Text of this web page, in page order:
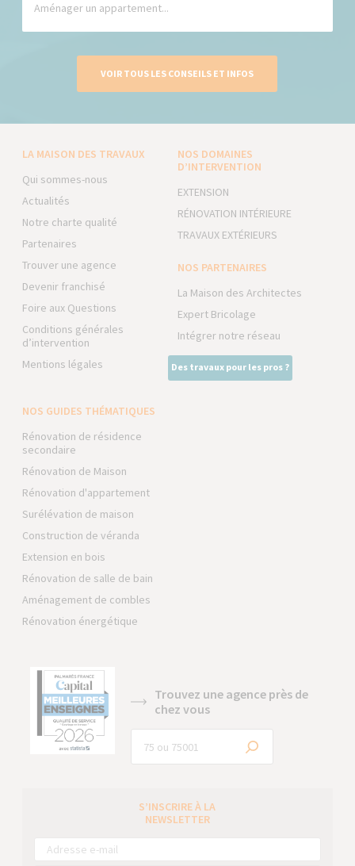
Aménager un appartement...
VOIR TOUS LES CONSEILS ET INFOS
LA MAISON DES TRAVAUX
Qui sommes-nous
Actualités
Notre charte qualité
Partenaires
Trouver une agence
Devenir franchisé
Foire aux Questions
Conditions générales
d’intervention
Mentions légales
NOS DOMAINES
D’INTERVENTION
EXTENSION
RÉNOVATION INTÉRIEURE
TRAVAUX EXTÉRIEURS
NOS PARTENAIRES
La Maison des Architectes
Expert Bricolage
Intégrer notre réseau
Des travaux pour les pros ?
NOS GUIDES THÉMATIQUES
Rénovation de résidence
secondaire
Rénovation de Maison
Rénovation d'appartement
Surélévation de maison
Construction de véranda
Extension en bois
Rénovation de salle de bain
Aménagement de combles
Rénovation énergétique
Trouvez une agence près de
chez vous
S’INSCRIRE À LA
NEWSLETTER